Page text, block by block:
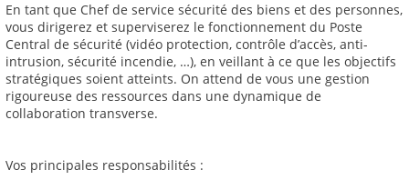
En tant que Chef de service sécurité des biens et des personnes,
vous dirigerez et superviserez le fonctionnement du Poste
Central de sécurité (vidéo protection, contrôle d’accès, anti-
intrusion, sécurité incendie, …), en veillant à ce que les objectifs
stratégiques soient atteints. On attend de vous une gestion
rigoureuse des ressources dans une dynamique de
collaboration transverse.
Vos principales responsabilités :